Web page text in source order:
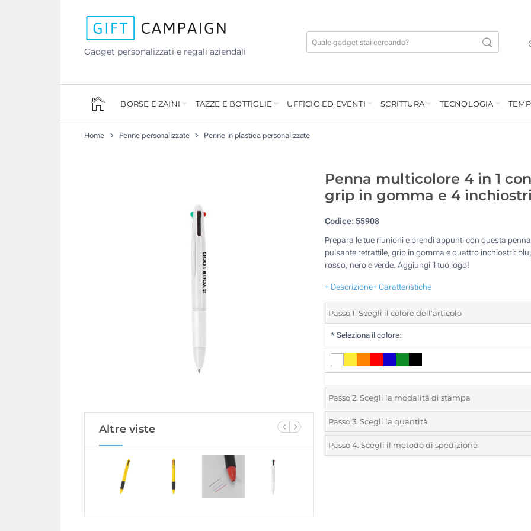
Gadget personalizzati e regali aziendali
BORSE E ZAINI TAZZE E BOTTIGLIE UFFICIO ED EVENTI SCRITTURA TECNOLOGIA
Home Penne personalizzate Penne in plastica personalizzate
Altre viste
Penna multicolore 4 in 1 con
grip in gomma e 4
Codice: 55908
Prepara le tue riunioni e prendi appunti con questa
pulsante retrattile, grip in gomma e quattro inchiostri: blu,
rosso, nero e verde. Aggiungi il tuo logo!
+ Descrizione+ Caratteristiche
Passo 1. Scegli il colore dell'articolo
* Seleziona il colore:
Passo 2. Scegli la modalità di stampa
*Seleziona la posizione di stampa e il colore del vostro
1 Colore (Sul corpo)
Passo 3. Scegli la quantità
*Quantità desiderata:
Passo 4. Scegli il metodo di spedizione